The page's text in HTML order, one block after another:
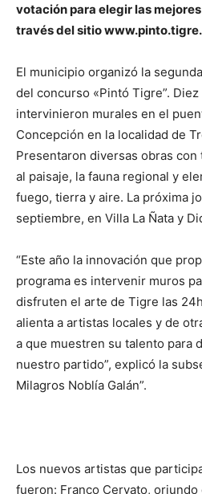
votación para elegir las
través del sitio
El municipio organizó la
del concurso «Pintó Tigre”.
intervinieron murales en el
Concepción en la localidad de
Presentaron diversas obras
al paisaje, la fauna regional y
fuego, tierra y aire. La próxima
septiembre, en Villa La Ñata y
“Este año la innovación que
programa es intervenir muros
disfruten el arte de Tigre las
alienta a artistas locales y de
a que muestren su talento para
nuestro partido”, explicó la
Milagros Noblía Galán”.
Los nuevos artistas que
fueron: Franco Cervato, oriundo